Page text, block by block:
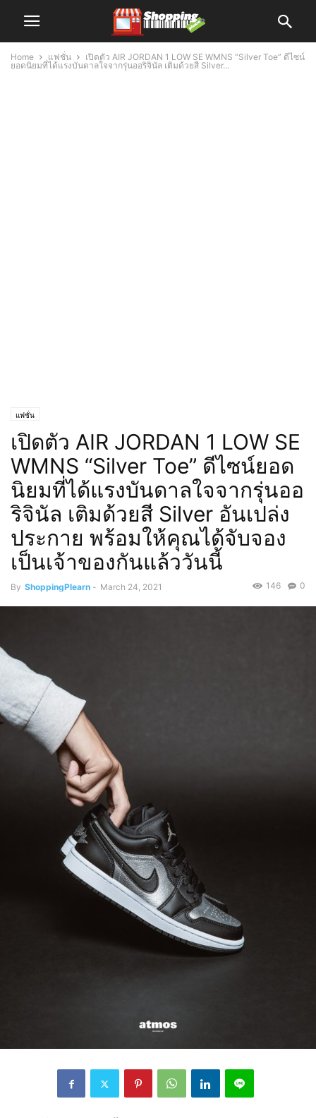
Home แฟชั่น
เปิดตัว AIR JORDAN 1 LOW SE WMNS “Silver Toe” ดีไซน์
ยอดนิยมที่ได้แรงบันดาลใจจากรุ่นออริจินัล เติมด้วยสี Silver...
แฟชั่น
เปิดตัว AIR JORDAN 1 LOW SE
WMNS “Silver Toe” ดีไซน์ยอด
นิยมที่ได้แรงบันดาลใจจากรุ่นออ
ริจินัล เติมด้วยสี Silver อันเปล่ง
ประกาย พร้อมให้คุณได้จับจอง
เป็นเจ้าของกันแล้ววันนี้
By ShoppingPlearn - March 24, 2021 0
146